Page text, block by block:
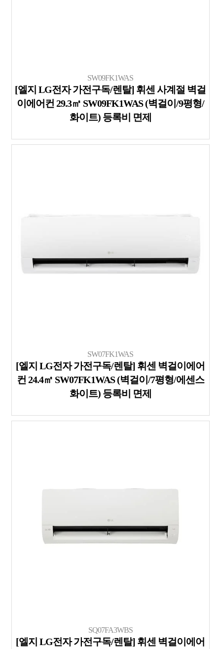
SW09FK1WAS
[엘지 LG전자 가전구독/렌탈] 휘센 사계절 벽걸
이에어컨 29.3㎡ SW09FK1WAS (벽걸이/9평형/
화이트) 등록비 면제
SW07FK1WAS
[엘지 LG전자 가전구독/렌탈] 휘센 벽걸이에어
컨 24.4㎡ SW07FK1WAS (벽걸이/7평형/에센스
화이트) 등록비 면제
SQ07FA3WBS
[엘지 LG전자 가전구독/렌탈] 휘센 벽걸이에어